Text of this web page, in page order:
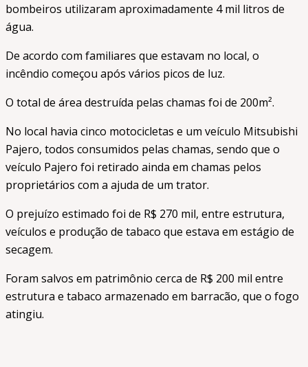
bombeiros utilizaram aproximadamente 4 mil litros de
água.
De acordo com familiares que estavam no local, o
incêndio começou após vários picos de luz.
O total de área destruída pelas chamas foi de 200m².
No local havia cinco motocicletas e um veículo Mitsubishi
Pajero, todos consumidos pelas chamas, sendo que o
veículo Pajero foi retirado ainda em chamas pelos
proprietários com a ajuda de um trator.
O prejuízo estimado foi de R$ 270 mil, entre estrutura,
veículos e produção de tabaco que estava em estágio de
secagem.
Foram salvos em patrimônio cerca de R$ 200 mil entre
estrutura e tabaco armazenado em barracão, que o fogo
atingiu.